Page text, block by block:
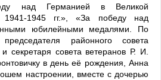
над Германией в Великой
1941-1945 гг.», «За победу над
юбилейными медалями. По
районного совета
секретаря совета ветеранов Р. И.
в день её рождения, Анна
настроении, вместе с дочерью